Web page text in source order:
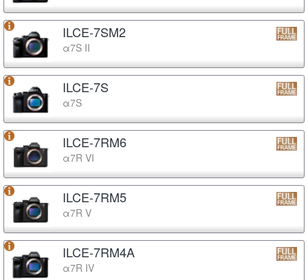
ILCE-7SM2
α7S II
ILCE-7S
α7S
ILCE-7RM6
α7R VI
ILCE-7RM5
α7R V
ILCE-7RM4A
α7R IV